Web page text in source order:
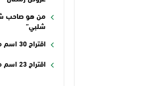
من هو صاحب
شلبي”
اقتراح 30 اسم مشروع مميز للتصميم
اقتراح 23 اسم مشروع ترفيهي مميز